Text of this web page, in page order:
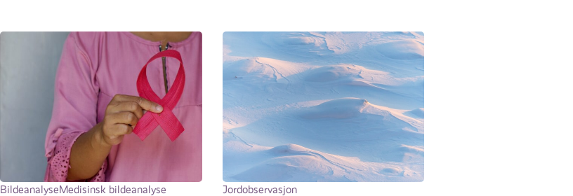
BildeanalyseMedisinsk bildeanalyse Jordobservasjon